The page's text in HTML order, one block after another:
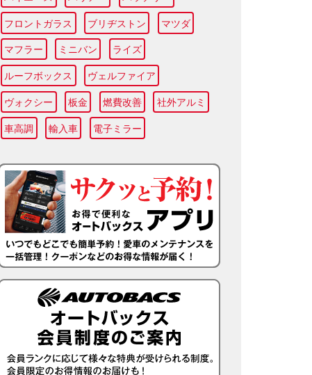
フロントガラス ブリヂストン マツダ
マフラー ミニバン ライズ
ルーフボックス ヴェルファイア
ヴォクシー 板金 燃費改善 社外アルミ
車高調 輸入車 電子ミラー